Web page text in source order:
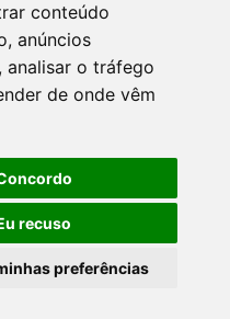
conteúdo
anúncios
analisar o tráfego
de onde vêm
recuso
preferências
2020 - 2026. Todos os